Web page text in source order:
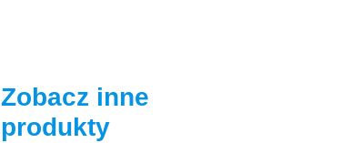
Zobacz inne
produkty